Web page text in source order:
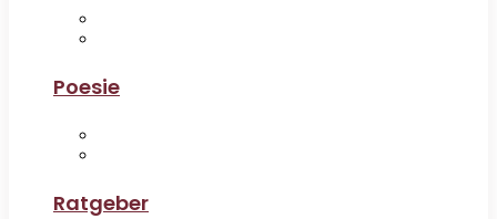
Poesie
Ratgeber